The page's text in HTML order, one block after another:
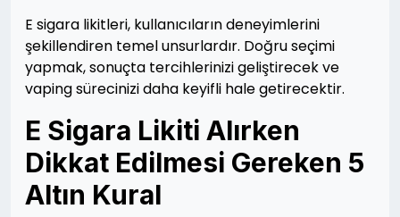
E sigara likitleri, kullanıcıların deneyimlerini
şekillendiren temel unsurlardır. Doğru seçimi
yapmak, sonuçta tercihlerinizi geliştirecek ve
vaping sürecinizi daha keyifli hale getirecektir.
E Sigara Likiti Alırken
Dikkat Edilmesi Gereken 5
Altın Kural